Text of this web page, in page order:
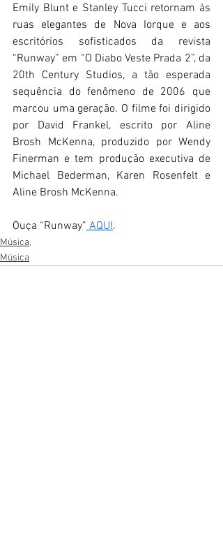
Emily Blunt e Stanley Tucci retornam às
ruas elegantes de Nova Iorque e aos
escritórios sofisticados da revista
“Runway” em “O Diabo Veste Prada 2”, da
20th Century Studios, a tão esperada
sequência do fenômeno de 2006 que
marcou uma geração. O filme foi dirigido
por David Frankel, escrito por Aline
Brosh McKenna, produzido por Wendy
Finerman e tem produção executiva de
Michael Bederman, Karen Rosenfelt e
Aline Brosh McKenna.
Ouça “Runway” AQUI.
Música,
Música